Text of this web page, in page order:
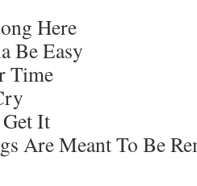
Here
Be Easy
Time
It
Are Meant To Be